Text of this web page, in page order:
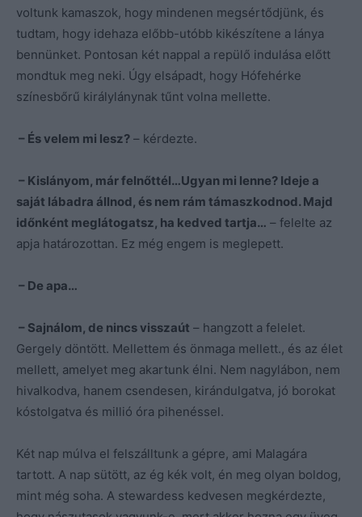
voltunk kamaszok, hogy mindenen megsértődjünk, és
tudtam, hogy idehaza előbb-utóbb kikészítene a lánya
bennünket. Pontosan két nappal a repülő indulása előtt
mondtuk meg neki. Úgy elsápadt, hogy Hófehérke
színesbőrű királylánynak tűnt volna mellette.
– És velem mi lesz? – kérdezte.
– Kislányom, már felnőttél…Ugyan mi lenne? Ideje a
saját lábadra állnod, és nem rám támaszkodnod. Majd
időnként meglátogatsz, ha kedved tartja… – felelte az
apja határozottan. Ez még engem is meglepett.
– De apa…
– Sajnálom, de nincs visszaút – hangzott a felelet.
Gergely döntött. Mellettem és önmaga mellett., és az élet
mellett, amelyet meg akartunk élni. Nem nagylábon, nem
hivalkodva, hanem csendesen, kirándulgatva, jó borokat
kóstolgatva és millió óra pihenéssel.
Két nap múlva el felszálltunk a gépre, ami Malagára
tartott. A nap sütött, az ég kék volt, én meg olyan boldog,
mint még soha. A stewardess kedvesen megkérdezte,